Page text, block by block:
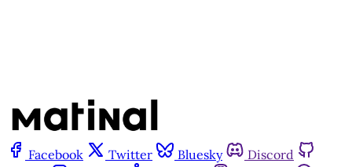
Facebook Twitter Bluesky
Discord